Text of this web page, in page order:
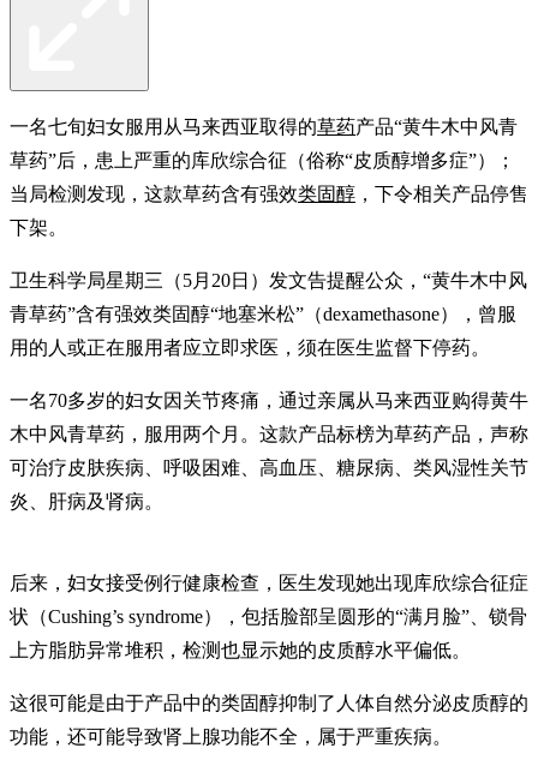
一名七旬妇女服用从马来西亚取得的草药产品“黄牛木中风青
草药”后，患上严重的库欣综合征（俗称“皮质醇增多症”）；
当局检测发现，这款草药含有强效类固醇 ，下令相关产品停售
下架。
卫生科学局星期三（5月20日）发文告提醒公众，“黄牛木中风
青草药”含有强效类固醇“地塞米松”（dexamethasone），曾服
用的人或正在服用者应立即求医，须在医生监督下停药。
一名70多岁的妇女因关节疼痛，通过亲属从马来西亚购得黄牛
木中风青草药，服用两个月。这款产品标榜为草药产品，声称
可治疗皮肤疾病、呼吸困难、高血压、糖尿病、类风湿性关节
炎、肝病及肾病。
后来，妇女接受例行健康检查，医生发现她出现库欣综合征症
状（Cushing’s syndrome），包括脸部呈圆形的“满月脸”、锁骨
上方脂肪异常堆积，检测也显示她的皮质醇水平偏低。
这很可能是由于产品中的类固醇抑制了人体自然分泌皮质醇的
功能，还可能导致肾上腺功能不全，属于严重疾病。